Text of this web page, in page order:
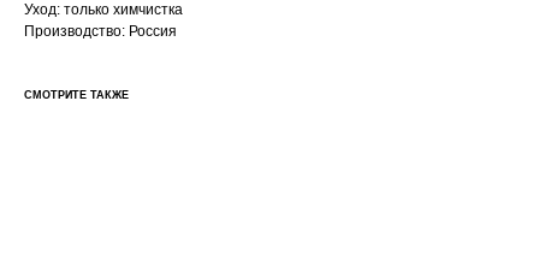
Уход: только химчистка
Производство: Россия
СМОТРИТЕ ТАКЖЕ